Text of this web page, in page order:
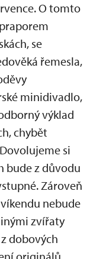
O tomto
se
řemesla,
minidivadlo,
výklad
chybět
si
bude z důvodu
Zároveň
nebude
zvířaty
dobových